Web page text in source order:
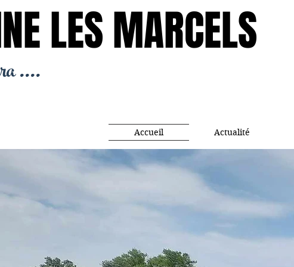
LES MARCELS
LES MARCELS
....
Accueil Actualité